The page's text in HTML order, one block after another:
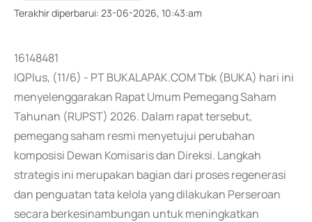
Terakhir diperbarui: 23-06-2026, 10:43:am
16148481
IQPlus, (11/6) - PT BUKALAPAK.COM Tbk (BUKA) hari ini
menyelenggarakan Rapat Umum Pemegang Saham
Tahunan (RUPST) 2026. Dalam rapat tersebut,
pemegang saham resmi menyetujui perubahan
komposisi Dewan Komisaris dan Direksi. Langkah
strategis ini merupakan bagian dari proses regenerasi
dan penguatan tata kelola yang dilakukan Perseroan
secara berkesinambungan untuk meningkatkan